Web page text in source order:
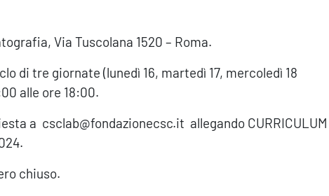
Via Tuscolana 1520 – Roma.
di tre giornate (lunedì 16, martedì 17, mercoledì 18
alle ore 18:00.
a csclab@fondazionecsc.it allegando
chiuso.